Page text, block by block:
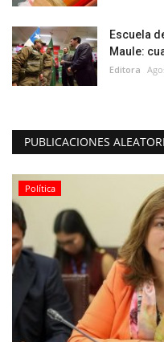
Escuela
Maule:
Editora
PUBLICACIONES
Política